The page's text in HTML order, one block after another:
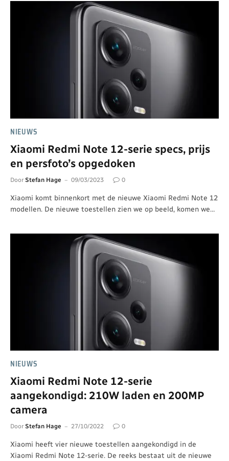
NIEUWS
Xiaomi Redmi Note 12-serie specs, prijs
en persfoto’s opgedoken
Door Stefan Hage 09/03/2023 0
Xiaomi komt binnenkort met de nieuwe Xiaomi Redmi Note 12
modellen. De nieuwe toestellen zien we op beeld, komen we…
NIEUWS
Xiaomi Redmi Note 12-serie
aangekondigd: 210W laden en 200MP
camera
Door Stefan Hage 27/10/2022 0
Xiaomi heeft vier nieuwe toestellen aangekondigd in de
Xiaomi Redmi Note 12-serie. De reeks bestaat uit de nieuwe